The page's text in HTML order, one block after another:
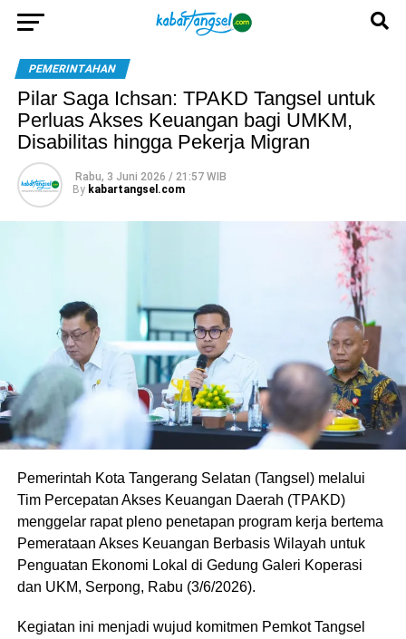
PEMERINTAHAN
Pilar Saga Ichsan: TPAKD Tangsel untuk
Perluas Akses Keuangan bagi UMKM,
Disabilitas hingga Pekerja Migran
Rabu, 3 Juni 2026 / 21:57 WIB
By kabartangsel.com
Pemerintah Kota Tangerang Selatan (Tangsel) melalui
Tim Percepatan Akses Keuangan Daerah (TPAKD)
menggelar rapat pleno penetapan program kerja bertema
Pemerataan Akses Keuangan Berbasis Wilayah untuk
Penguatan Ekonomi Lokal di Gedung Galeri Koperasi
dan UKM, Serpong, Rabu (3/6/2026).
Kegiatan ini menjadi wujud komitmen Pemkot Tangsel